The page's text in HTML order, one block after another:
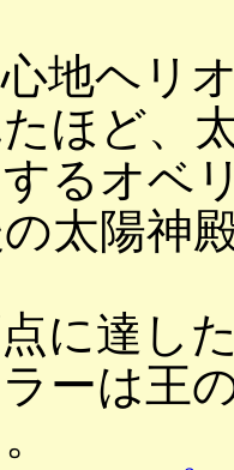
地ヘリ
ほど、
るオベ
太陽神
に達し
ーは王